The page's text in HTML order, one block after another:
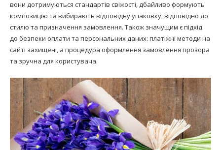
вони дотримуються стандартів свіжості, дбайливо формують
композицію та вибирають відповідну упаковку, відповідно до
стилю та призначення замовлення. Також значущим є підхід
до безпеки оплати та персональних даних: платіжні методи на
сайті захищені, а процедура оформлення замовлення прозора
та зручна для користувача.